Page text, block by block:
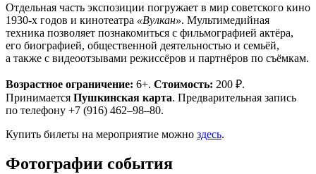
Отдельная часть экспозиции погружает в мир советского кино
1930-х годов и кинотеатра «Вулкан». Мультимедийная
техника позволяет познакомиться с фильмографией актёра,
его биографией, общественной деятельностью и семьёй,
а также с видеоотзывами режиссёров и партнёров по съёмкам.
Возрастное ограничение: 6+. Стоимость: 200 ₽.
Принимается Пушкинская карта. Предварительная запись
по телефону +7 (916) 462–98–80.
Купить билеты на мероприятие можно здесь.
Фотографии события